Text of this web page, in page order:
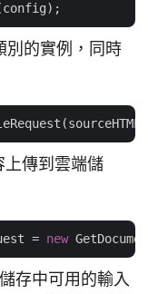
別的實例，同時
傳到雲端儲
= new
存中可用的輸入